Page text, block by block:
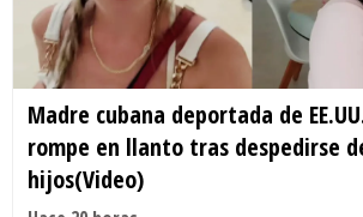
Madre cubana deportada de
rompe en llanto tras despedirse
hijos(Video)